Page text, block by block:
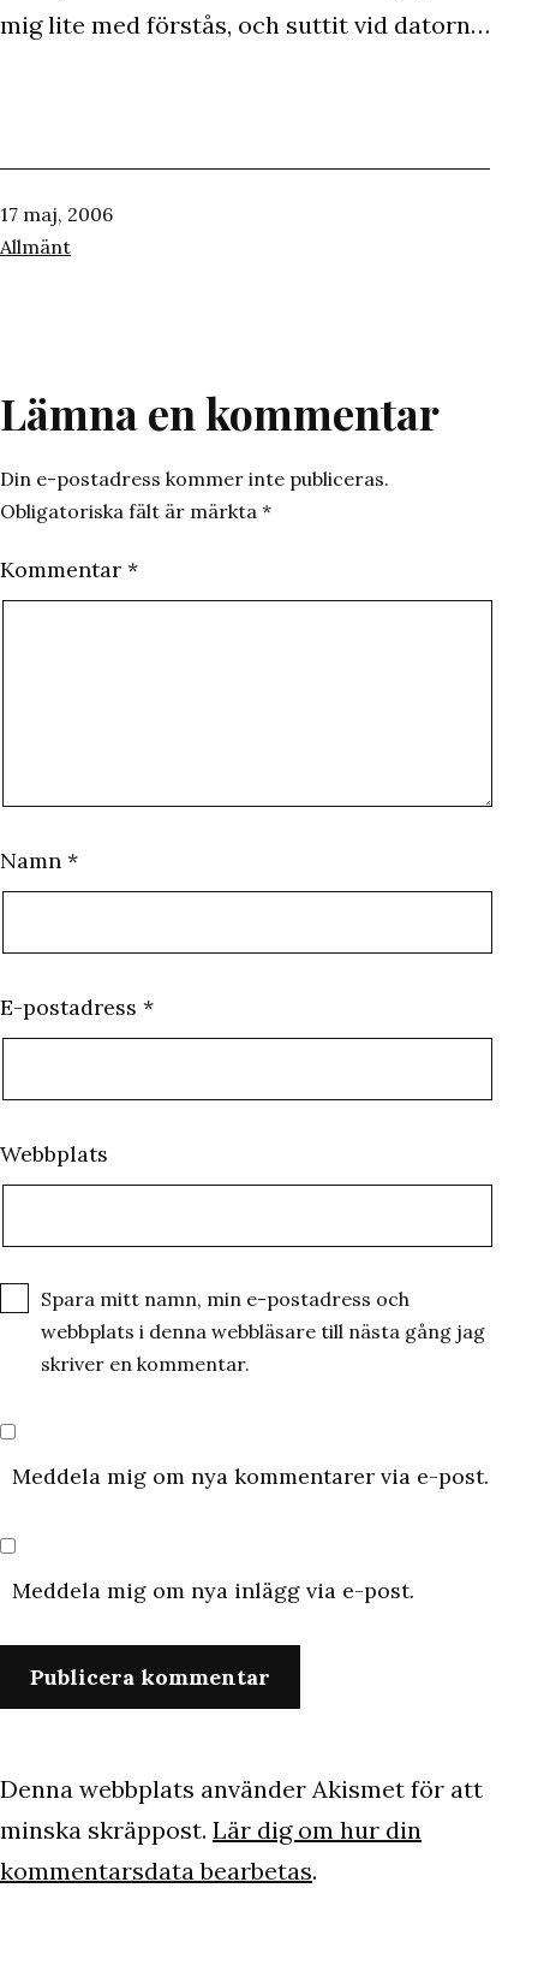
mig lite med förstås, och suttit vid datorn…
Publicerat
den
17 maj, 2006
Kategoriserat
Allmänt
Lämna en kommentar
Din e-postadress kommer inte publiceras.
Obligatoriska fält är märkta *
Kommentar *
Namn *
E-postadress *
Webbplats
Spara mitt namn, min e-postadress och
webbplats i denna webbläsare till nästa gång jag
skriver en kommentar.
Meddela mig om nya kommentarer via e-post.
Meddela mig om nya inlägg via e-post.
Denna webbplats använder Akismet för att
minska skräppost. Lär dig om hur din
kommentarsdata bearbetas.